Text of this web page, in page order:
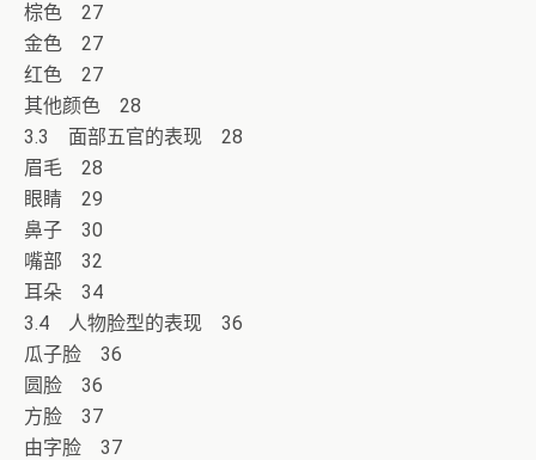
棕色 27
金色 27
红色 27
其他颜色 28
3.3 面部五官的表现 28
眉毛 28
眼睛 29
鼻子 30
嘴部 32
耳朵 34
3.4 人物脸型的表现 36
瓜子脸 36
圆脸 36
方脸 37
由字脸 37